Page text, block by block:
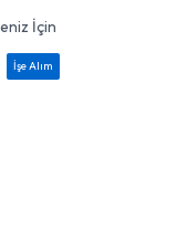
İçin
İşe Alım